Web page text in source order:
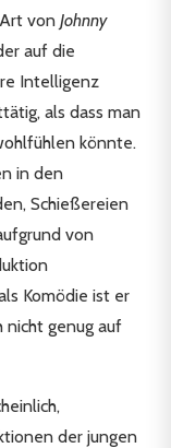
von Johnny
auf die
Intelligenz
als dass man
könnte.
in den
Schießereien
von
Komödie ist er
genug auf
der jungen